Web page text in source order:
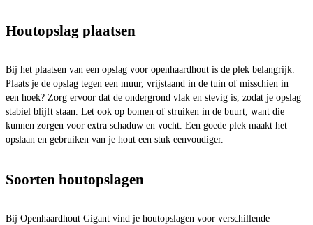
Houtopslag plaatsen
Bij het plaatsen van een opslag voor openhaardhout is de plek belangrijk.
Plaats je de opslag tegen een muur, vrijstaand in de tuin of misschien in
een hoek? Zorg ervoor dat de ondergrond vlak en stevig is, zodat je opslag
stabiel blijft staan. Let ook op bomen of struiken in de buurt, want die
kunnen zorgen voor extra schaduw en vocht. Een goede plek maakt het
opslaan en gebruiken van je hout een stuk eenvoudiger.
Soorten houtopslagen
Bij Openhaardhout Gigant vind je houtopslagen voor verschillende